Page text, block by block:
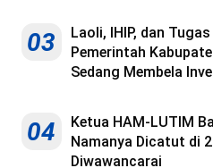
03
Laoli, IHIP, dan
Pemerintah
Sedang Membela
04
Ketua HAM-LUTIM
Namanya Dicatut di
Diwawancarai